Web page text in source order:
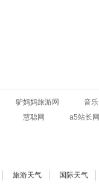
驴妈妈旅游网 音乐
慧聪网 a5站长网
旅游天气 国际天气